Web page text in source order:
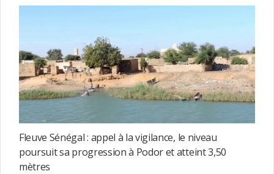
Fleuve Sénégal : appel à la vigilance, le niveau
poursuit sa progression à Podor et atteint 3,50
mètres